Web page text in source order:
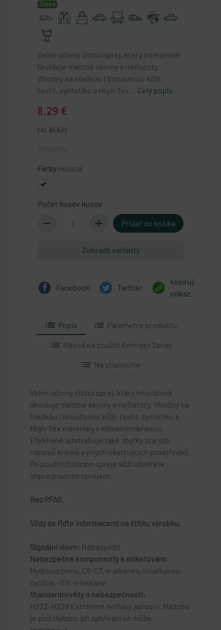
Čištění
Velmi účinný čistící sprej, který intenzivně
likviduje mastné skvrny a nečistoty.
Vhodný na hladkou i broušenou kůži,
textil, syntetiku a High-Tex… Celý popis
8.29 €
(41.45 €/l)
Farby neutral
Počet kusov kusov
remove add
Zobrazit varianty
Facebook Twitter
kopíruj
odkaz
list Popis list Parametre produktu
list Návod na použití Reiniger Spray
list Na stiahnutie
Velmi účinný čistící sprej, který intenzivně
likviduje mastné skvrny a nečistoty. Vhodný na
hladkou i broušenou kůži, textil, syntetiku a
High-Tex materiály s klimamembránou.
Efektivně odstraňuje také zbytky starých
nánosů krémů a jiných ošetřujících prostředků.
Po použití čistícího spreje kůži ošetřete
impregnačním sprejem.
Bez PFAS.
Vždy se řiďte informacemi na štítku výrobku.
Signální slovo: Nebezpečí!
Nebezpečné komponenty k etiketování:
Hydrocarbons, C6-C7, n-alkanes, isoalkanes,
cyclics, <5% n-hexane
Standardní věty o nebezpečnosti:
H222-H229 Extrémně hořlavý aerosol. Nádoba
je pod tlakem: při zahřívání se může